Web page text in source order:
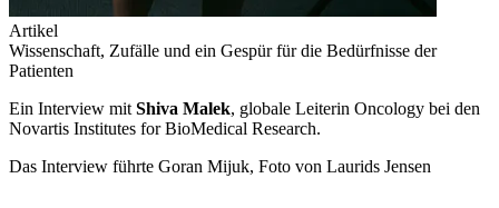
Artikel
Wissenschaft, Zufälle und ein Gespür für die Bedürfnisse der
Patienten
Ein Interview mit Shiva Malek, globale Leiterin Oncology bei den
Novartis Institutes for BioMedical Research.
Das Interview führte Goran Mijuk, Foto von Laurids Jensen